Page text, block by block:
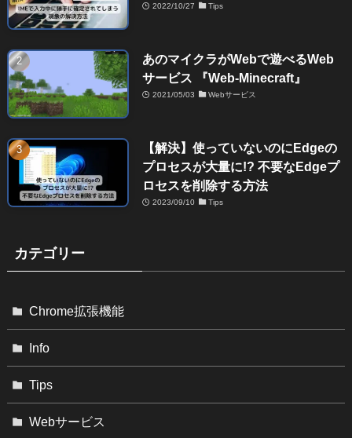
2022/10/27 Tips
あのマイクラがWebで遊べるWeb
サービス 『Web-Minecraft』
2021/05/03 Webサービス
【解決】使っていないのにEdgeの
プロセスが大量に!? 不要なEdgeプ
ロセスを削除する方法
2023/09/10 Tips
カテゴリー
Chrome拡張機能
Info
Tips
Webサービス